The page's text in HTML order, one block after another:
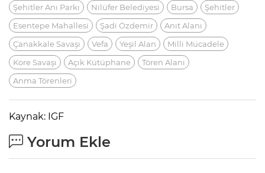
Şehitler Anı Parkı Nilüfer Belediyesi Bursa
Şehitler
Esentepe Mahallesi
Şadi Özdemir
Anıt Alanı
Çanakkale Savaşı
Vefa Yeşil Alan
Milli Mücadele
Kore Savaşı
Açık Kütüphane
Tören Alanı
Anma Törenleri
Kaynak: IGF
Yorum Ekle